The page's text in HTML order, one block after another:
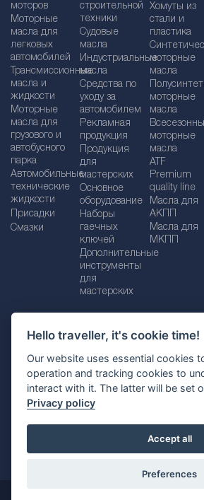
Hello traveller, it's cookie time!
Our website uses essential cookies
operation and tracking cookies to
interact with it. The latter will be set
Privacy policy
Accept all
Preferences
моторов
Моторные
масла для
легковых
автомобилей
Трансмиссионные
масла и
жидкости
Моторные
масла для
грузового и
автобусного
парка
Автомобильные
технические
жидкости
Присадки
Смазки
строительной
техники
Судовые
масла
Индустриальные
масла
Средства по
уходу за
автомобилем
Рекламная
продукция
Продукция
для
мастерских
Основное
оборудование
Наборы
гаечных
ключей
Дополнительные
инструменты
для
мастерских
Хомуты из
стали и
пластика
моторные
масла
моторные
масла
моторные
масла
ATF
Premium
quality line
Масла для
АКПП
Масла для
МКПП
Политика
Политика файлов Cookie